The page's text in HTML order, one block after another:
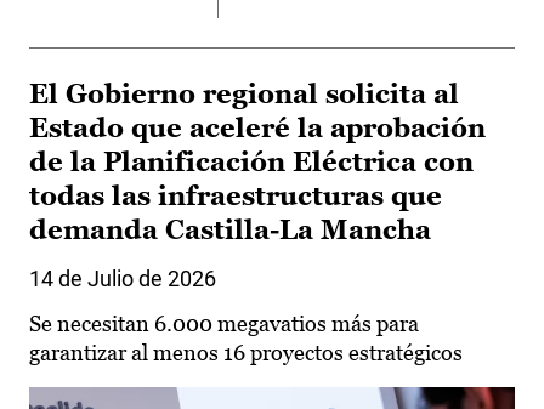
El Gobierno regional solicita al
Estado que aceleré la aprobación
de la Planificación Eléctrica con
todas las infraestructuras que
demanda Castilla-La Mancha
14 de Julio de 2026
Se necesitan 6.000 megavatios más para
garantizar al menos 16 proyectos estratégicos